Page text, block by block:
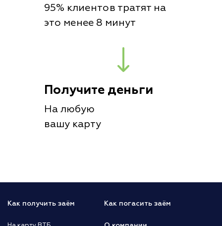
95% клиентов тратят на
это менее 8 минут
Получите деньги
На любую
вашу карту
Как получить заём Как погасить заём